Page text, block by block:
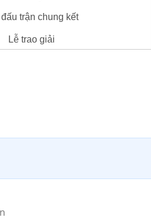
trận chung kết
Lễ trao giải